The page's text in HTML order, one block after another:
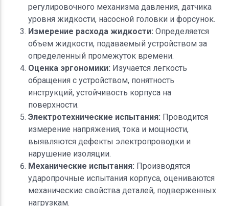
регулировочного механизма давления, датчика
уровня жидкости, насосной головки и форсунок.
Измерение расхода жидкости: Определяется
объем жидкости, подаваемый устройством за
определенный промежуток времени.
Оценка эргономики: Изучается легкость
обращения с устройством, понятность
инструкций, устойчивость корпуса на
поверхности.
Электротехнические испытания: Проводится
измерение напряжения, тока и мощности,
выявляются дефекты электропроводки и
нарушение изоляции.
Механические испытания: Производятся
ударопрочные испытания корпуса, оцениваются
механические свойства деталей, подверженных
нагрузкам.